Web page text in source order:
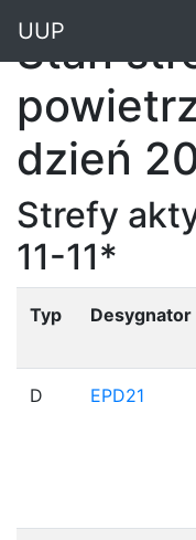
UUP
Stan
dzień
Strefy
11-11*
Typ Desygnator
D EPD21